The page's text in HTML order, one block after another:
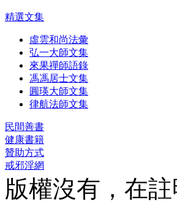
精選文集
虛雲和尚法彙
弘一大師文集
來果禪師語錄
馮馮居士文集
圓瑛大師文集
律航法師文集
民間善書
健康書籍
贊助方式
戒邪淫網
版權沒有，在